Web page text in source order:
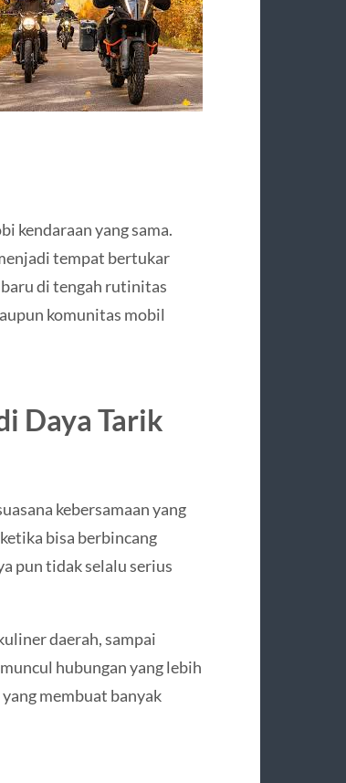
kendaraan yang sama.
tempat bertukar
di tengah rutinitas
komunitas mobil
Daya Tarik
kebersamaan yang
bisa berbincang
pun tidak selalu serius
daerah, sampai
hubungan yang lebih
membuat banyak